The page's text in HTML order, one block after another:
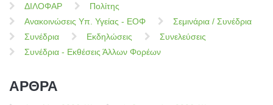
ΔΙΛΟΦΑΡ
Πολίτης
Ανακοινώσεις Υπ. Υγείας - ΕΟΦ
Σεμινάρια / Συνέδρια
Συνέδρια
Εκδηλώσεις
Συνελεύσεις
Συνέδρια - Εκθέσεις Άλλων Φορέων
ΑΡΘΡΑ